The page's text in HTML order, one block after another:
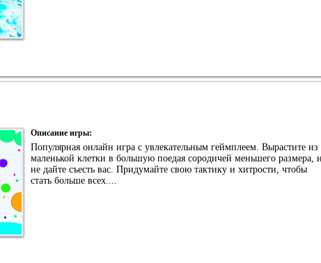
Описание игры:
Популярная онлайн игра с увлекательным геймплеем. Вырастите из
маленькой клетки в большую поедая сородичей меньшего размера,
не дайте съесть вас. Придумайте свою тактику и хитрости, чтобы
стать больше всех....